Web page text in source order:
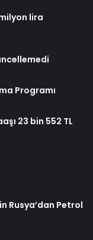
lira
Programı
23 bin 552 TL
Rusya’dan Petrol